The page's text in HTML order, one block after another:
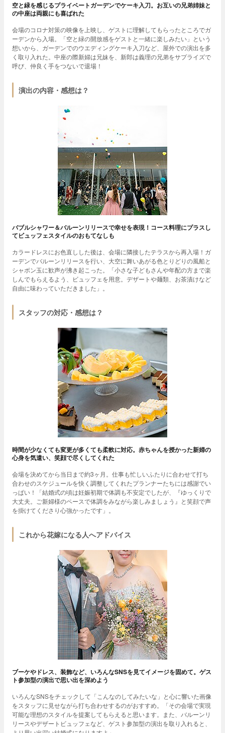
空と緑を感じるプライベートガーデンでケーキ入刀。お互いの兄弟姉妹と
の中座は両親にも喜ばれた
会場のコロナ対策の映像を上映し、ゲストに理解してもらったところでガ
ーデンから入場。「空と緑の開放感をゲストと一緒に楽しみたい」という
想いから、ガーデンでのウエディングケーキ入刀など、屋外での演出を多
く取り入れた。中座の際新婦は兄妹を、新郎は義理の兄弟をサプライズで
呼び、仲良く手をつないで退場！
演出の内容・感想は？
バブルシャワー＆バルーンリリースで幸せを表現！コース料理にプラスし
てビュッフェスタイルのおもてなしも
カラードレスにお色直しした後は、会場に隣接したテラスから再入場！ガ
ーデンでバルーンリリースを行い、大空に舞いあがる色とりどりの風船と
シャボン玉に歓声が沸き起こった。「小さな子どもさんや年配の方まで楽
しんでもらえるよう、ビュッフェを用意。デザートや麺類、お茶漬けなど
自由に味わっていただきました」。
スタッフの対応・感想は？
時間が少なくても変更が多くても柔軟に対応。赤ちゃんを授かった新婦の
心身を気遣い、笑顔で尽くしてくれた
会場を決めてから当日まで約3ヶ月。仕事も忙しいふたりに合わせて打ち
合わせのスケジュールを快く調整してくれたプランナーたちには感謝でい
っぱい！「結婚式の頃は妊娠初期で体調も不安定でしたが、『ゆっくりで
大丈夫。ご新婦様のペースで体調をみながら楽しみましょう』と笑顔で声
を掛けてくださり心強かったです」。
これから花嫁になる人へアドバイス
ブーケやドレス、装飾など、いろんなSNSを見てイメージを固めて。ゲス
ト参加型の演出で思い出を深めよう
いろんなSNSをチェックして「こんなのしてみたいな」と心に響いた画像
をスタッフに見せながら打ち合わせするのがおすすめ。「その会場で実現
可能な理想のスタイルを提案してもらえると思います。また、バルーンリ
リースやデザートビュッフェなど、ゲスト参加型の演出を取り入れると、